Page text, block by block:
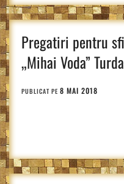
Pregatiri pentru
„Mihai Voda”
PUBLICAT PE 8 MAI 2018